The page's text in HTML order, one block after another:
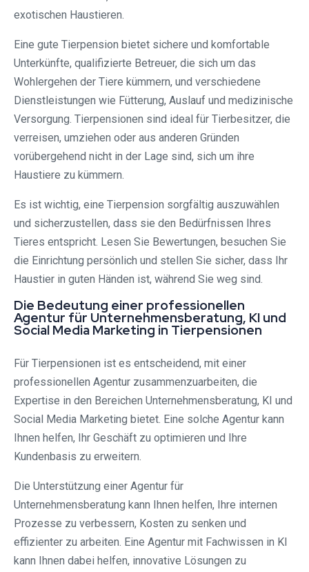
exotischen Haustieren.
Eine gute Tierpension bietet sichere und komfortable
Unterkünfte, qualifizierte Betreuer, die sich um das
Wohlergehen der Tiere kümmern, und verschiedene
Dienstleistungen wie Fütterung, Auslauf und medizinische
Versorgung. Tierpensionen sind ideal für Tierbesitzer, die
verreisen, umziehen oder aus anderen Gründen
vorübergehend nicht in der Lage sind, sich um ihre
Haustiere zu kümmern.
Es ist wichtig, eine Tierpension sorgfältig auszuwählen
und sicherzustellen, dass sie den Bedürfnissen Ihres
Tieres entspricht. Lesen Sie Bewertungen, besuchen Sie
die Einrichtung persönlich und stellen Sie sicher, dass Ihr
Haustier in guten Händen ist, während Sie weg sind.
Die Bedeutung einer professionellen
Agentur für Unternehmensberatung, KI und
Social Media Marketing in Tierpensionen
Für Tierpensionen ist es entscheidend, mit einer
professionellen Agentur zusammenzuarbeiten, die
Expertise in den Bereichen Unternehmensberatung, KI und
Social Media Marketing bietet. Eine solche Agentur kann
Ihnen helfen, Ihr Geschäft zu optimieren und Ihre
Kundenbasis zu erweitern.
Die Unterstützung einer Agentur für
Unternehmensberatung kann Ihnen helfen, Ihre internen
Prozesse zu verbessern, Kosten zu senken und
effizienter zu arbeiten. Eine Agentur mit Fachwissen in KI
kann Ihnen dabei helfen, innovative Lösungen zu